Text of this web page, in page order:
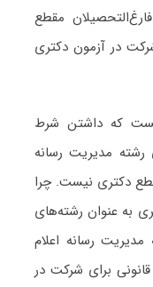
مقطع
در آزمون دکتری
که داشتن شرط
مدیریت رسانه
دکتری نیست. چرا
به عنوان رشته‌های
رسانه اعلام
برای شرکت در